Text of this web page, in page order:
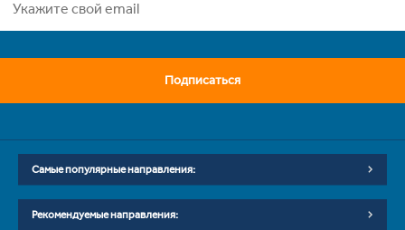
Подписаться
Самые популярные направления:
Рекомендуемые направления: